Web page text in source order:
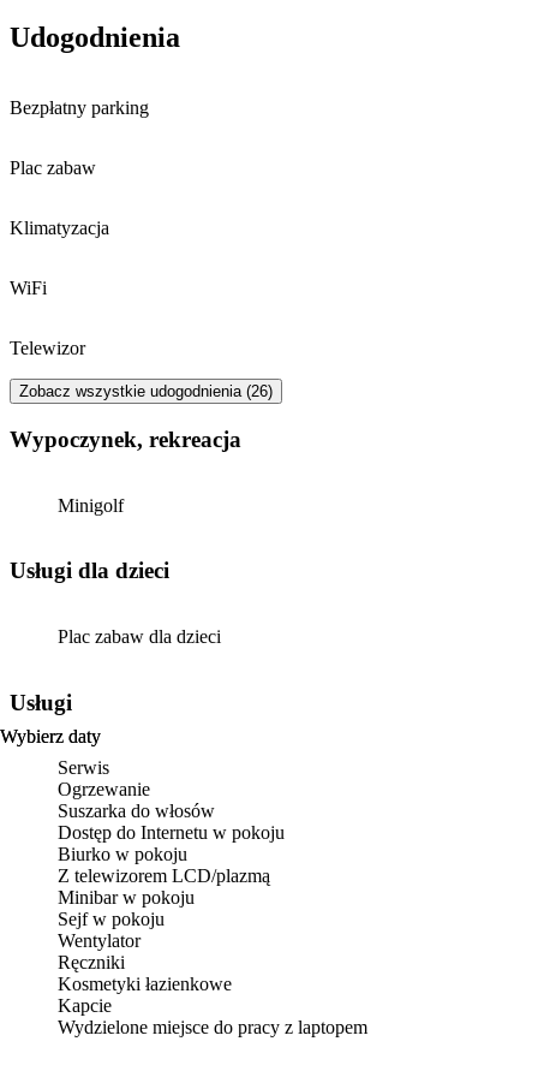
Wybierz daty
Wybierz daty
Udogodnienia
Bezpłatny parking
Plac zabaw
Klimatyzacja
WiFi
Telewizor
Zobacz wszystkie udogodnienia (26)
Wypoczynek, rekreacja
Minigolf
usługi dla dzieci
Plac zabaw dla dzieci
Usługi
Serwis
Ogrzewanie
Suszarka do włosów
Dostęp do Internetu w pokoju
Biurko w pokoju
Z telewizorem LCD/plazmą
Minibar w pokoju
Sejf w pokoju
Wentylator
Ręczniki
Kosmetyki łazienkowe
Kapcie
Wydzielone miejsce do pracy z laptopem